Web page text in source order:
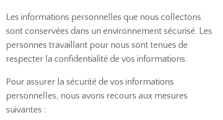
Les informations personnelles que nous collectons
sont conservées dans un environnement sécurisé. Les
personnes travaillant pour nous sont tenues de
respecter la confidentialité de vos informations.
Pour assurer la sécurité de vos informations
personnelles, nous avons recours aux mesures
suivantes :